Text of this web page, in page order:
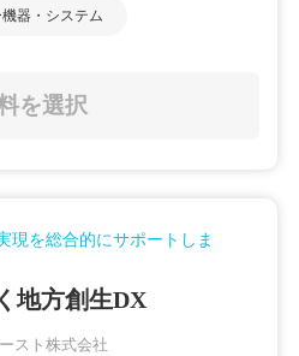
器・システム
を選択
現を総合的にサポートしま
地方創生DX
スト株式会社